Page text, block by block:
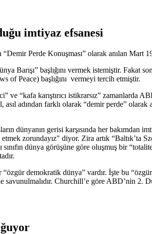
imtiyaz efsanesi
Perde Konuşması” olarak anılan Mart
Barışı” başlığını vermek istemiştir.
of Peace) başlığını vermeyi tercih etmiştir.
ve “kafa karıştırıcı istikrarsız”
asıl adından farklı olarak “demir perde”
dünyanın gerisi karşısında her
zorundayız" diyor. Zira artık “Baltık’ta
dünya görüşüne göre oluşmuş bir
“özgür demokratik dünya” vardır. İşte bu
Churchill’e göre ABD’nin 2.